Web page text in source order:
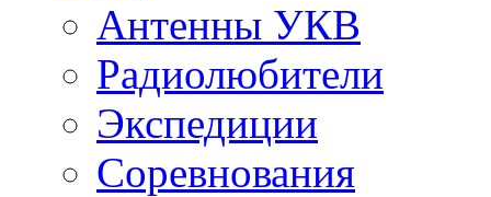
Антенны УКВ
Радиолюбители
Экспедиции
Соревнования